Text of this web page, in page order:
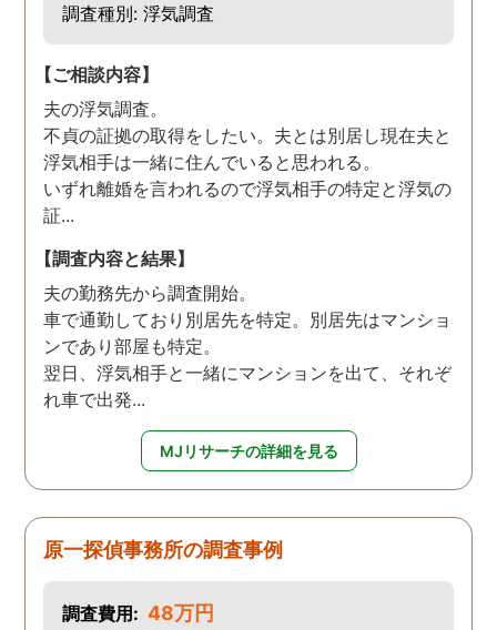
調査種別: 浮気調査
【ご相談内容】
夫の浮気調査。
不貞の証拠の取得をしたい。夫とは別居し現在夫と
浮気相手は一緒に住んでいると思われる。
いずれ離婚を言われるので浮気相手の特定と浮気の
証...
【調査内容と結果】
夫の勤務先から調査開始。
車で通勤しており別居先を特定。別居先はマンショ
ンであり部屋も特定。
翌日、浮気相手と一緒にマンションを出て、それぞ
れ車で出発...
MJリサーチの詳細を見る
原一探偵事務所の調査事例
調査費用: 48万円